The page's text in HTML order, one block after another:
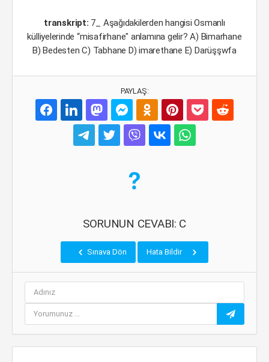
transkript: 7_ Aşağıdakilerden hangisi Osmanlı
külliyelerinde “misafirhane" anlamına gelir? A) Bimarhane
B) Bedesten C) Tabhane D) imarethane E) Darüşşwfa
PAYLAŞ:
SORUNUN CEVABI: C
Sınava Dön Hata Bildir